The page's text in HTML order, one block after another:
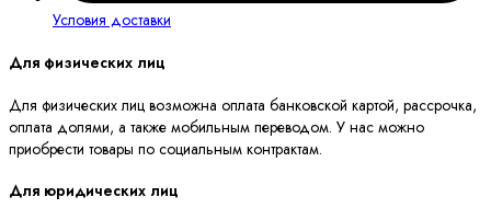
Условия доставки
Для физических лиц
Для физических лиц возможна оплата банковской картой, рассрочка,
оплата долями, а также мобильным переводом. У нас можно
приобрести товары по социальным контрактам.
Для юридических лиц